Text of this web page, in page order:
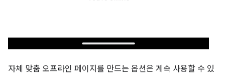
자체 맞춤 오프라인 페이지를 만드는 옵션은 계속 사용할 수 있